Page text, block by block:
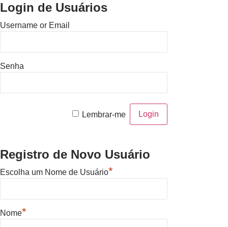
Login de Usuários
Username or Email
Senha
Lembrar-me
Registro de Novo Usuário
Escolha um Nome de Usuário*
Nome*